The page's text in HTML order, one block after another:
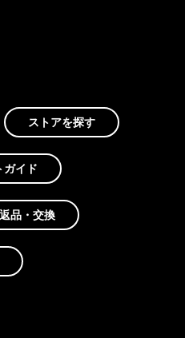
ストアを探す
ガイド
返品・交換